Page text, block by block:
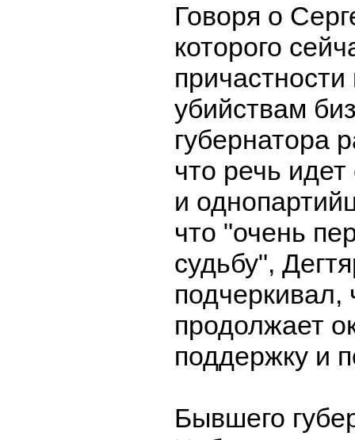
Говоря о
которого
убийствам
губернатора
что речь
и
что "очень
судьбу",
продолжает
поддержку и
Бывшего